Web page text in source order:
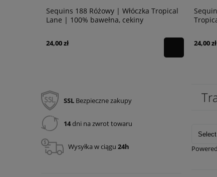
Sequins 192 Czarno-złoty | Włóczka
Tropical Lane | 100% bawełna, cekiny
24,00 zł 24,00 zł
SSL Bezpieczne zakupy
14dni na zwrot towaru
Wysyłka w ciągu 24h